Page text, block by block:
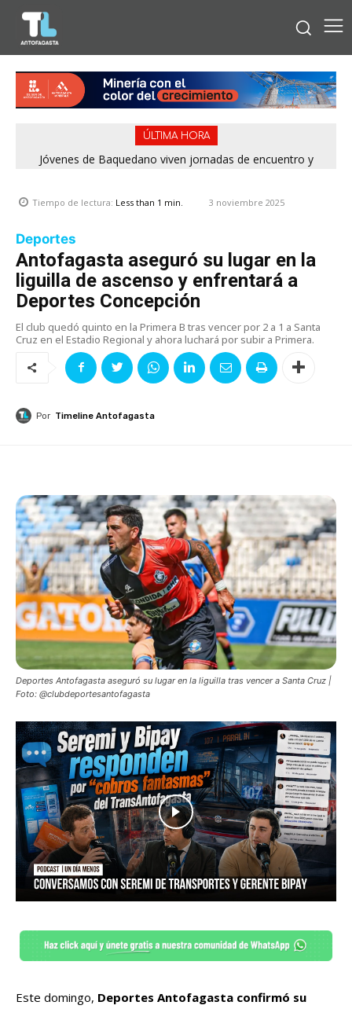
ÚLTIMA HORA
Jóvenes de Baquedano viven jornadas de encuentro y
Tiempo de lectura: Less than 1 min. 3 noviembre 2025
Deportes
Antofagasta aseguró su lugar en la
liguilla de ascenso y enfrentará a
Deportes Concepción
El club quedó quinto en la Primera B tras vencer por 2 a 1 a Santa
Cruz en el Estadio Regional y ahora luchará por subir a Primera.
Por Timeline Antofagasta
Deportes Antofagasta aseguró su lugar en la liguilla tras vencer a Santa Cruz |
Foto: @clubdeportesantofagasta
Este domingo, Deportes Antofagasta confirmó su